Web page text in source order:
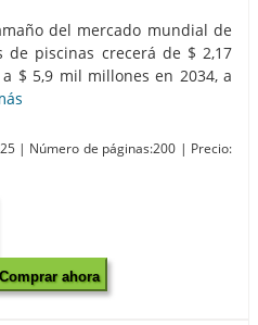
del mercado mundial de
de piscinas crecerá de $ 2,17
$ 5,9 mil millones en 2034, a
| Número de páginas:200 | Precio:
Comprar ahora